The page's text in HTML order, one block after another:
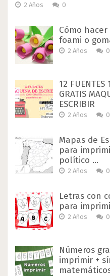
2 Años 0
Cómo
foami o
2 Años 0
12 FUENTES
GRATIS
ESCRIBIR
2 Años 0
Mapas de
para
político …
2 Años 0
Letras con
para
2 Años 0
Números
imprimir +